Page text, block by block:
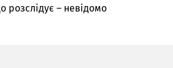
– невідомо